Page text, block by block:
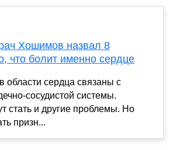
Хошимов назвал 8
что болит именно сердце
области сердца связаны с
сосудистой системы.
стать и другие проблемы. Но
призн...